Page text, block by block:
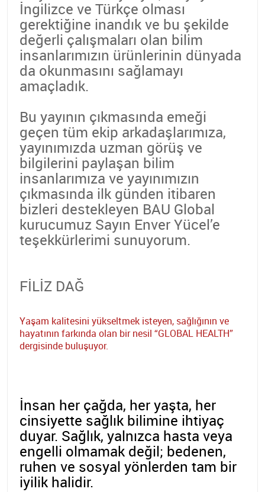
İngilizce ve Türkçe olması
gerektiğine inandık ve bu şekilde
değerli çalışmaları olan bilim
insanlarımızın ürünlerinin dünyada
da okunmasını sağlamayı
amaçladık.
Bu yayının çıkmasında emeği
geçen tüm ekip arkadaşlarımıza,
yayınımızda uzman görüş ve
bilgilerini paylaşan bilim
insanlarımıza ve yayınımızın
çıkmasında ilk günden itibaren
bizleri destekleyen BAU Global
kurucumuz Sayın Enver Yücel’e
teşekkürlerimi sunuyorum.
FİLİZ DAĞ
Yaşam kalitesini yükseltmek isteyen, sağlığının ve
hayatının farkında olan bir nesil “GLOBAL HEALTH”
dergisinde buluşuyor.
İnsan her çağda, her yaşta, her
cinsiyette sağlık bilimine ihtiyaç
duyar. Sağlık, yalnızca hasta veya
engelli olmamak değil; bedenen,
ruhen ve sosyal yönlerden tam bir
iyilik halidir.